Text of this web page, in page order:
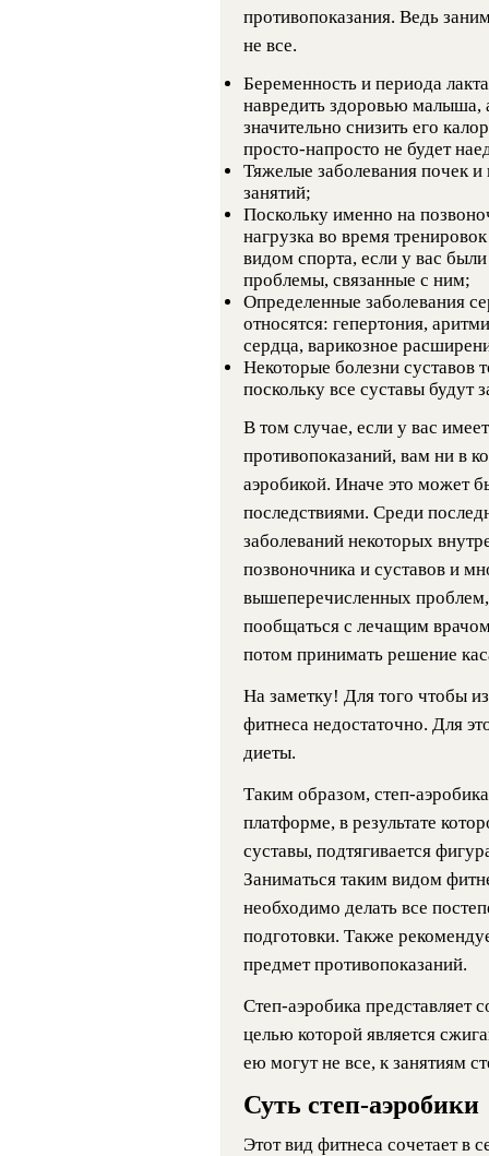
противопоказания. Ведь
не все.
Беременность и периода
навредить здоровью малыша,
значительно снизить его
просто-напросто не будет
Тяжелые заболевания почек
занятий;
Поскольку именно на
нагрузка во время
видом спорта, если у вас
проблемы, связанные с ним;
Определенные заболевания
относятся: гепертония,
сердца, варикозное
Некоторые болезни суставов
поскольку все суставы будут
В том случае, если у вас
противопоказаний, вам ни в
аэробикой. Иначе это может
последствиями. Среди
заболеваний некоторых
позвоночника и суставов и
вышеперечисленных
пообщаться с лечащим
потом принимать решение
На заметку! Для того чтобы
фитнеса недостаточно. Для
диеты.
Таким образом, степ-
платформе, в результате
суставы, подтягивается
Заниматься таким видом
необходимо делать все
подготовки. Также
предмет противопоказаний.
Степ-аэробика представляет
целью которой является
ею могут не все, к занятиям
Суть степ-аэробики
Этот вид фитнеса сочетает в